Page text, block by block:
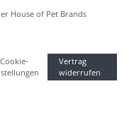
Cookie-
Vertrag
widerrufen
House of Pet Brands